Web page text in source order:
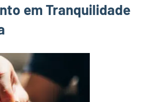
em Tranquilidade